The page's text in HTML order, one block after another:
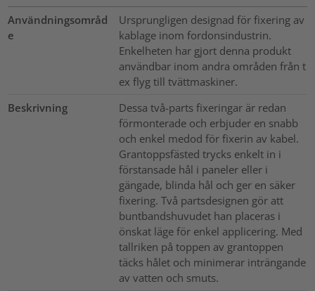
Användningsområd
e
Ursprungligen designad för fixering av
kablage inom fordonsindustrin.
Enkelheten har gjort denna produkt
användbar inom andra områden från t
ex flyg till tvättmaskiner.
Beskrivning
Dessa två-parts fixeringar är redan
förmonterade och erbjuder en snabb
och enkel medod för fixerin av kabel.
Grantoppsfästed trycks enkelt in i
förstansade hål i paneler eller i
gängade, blinda hål och ger en säker
fixering. Två partsdesignen gör att
buntbandshuvudet han placeras i
önskat läge för enkel applicering. Med
tallriken på toppen av grantoppen
täcks hålet och minimerar inträngande
av vatten och smuts.